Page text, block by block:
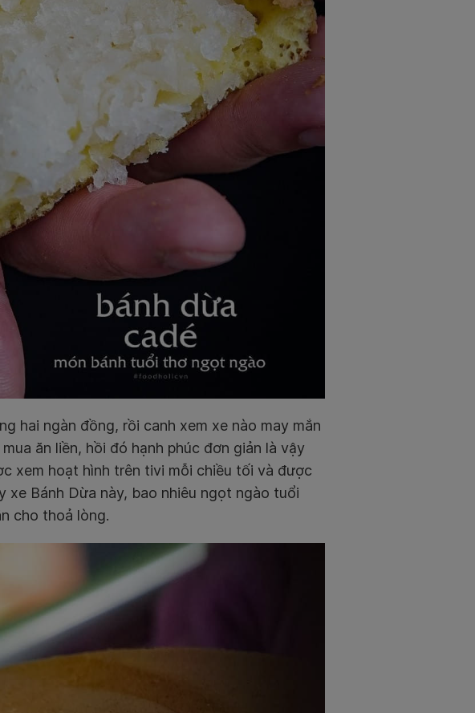
hai ngàn đồng, rồi canh xem xe nào may mắn
ăn liền, hồi đó hạnh phúc đơn giản là vậy
xem hoạt hình trên tivi mỗi chiều tối và được
xe Bánh Dừa này, bao nhiêu ngọt ngào tuổi
cho thoả lòng.